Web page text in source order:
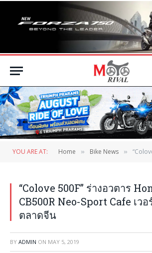
YOU ARE AT: Home » Bike News » “Colove 500F” ร่า
“Colove 500F” ร่างอวตาร
CB500R Neo-Sport Cafe เว
ตลาดจีน
BY ADMIN ON MAY 5, 2019